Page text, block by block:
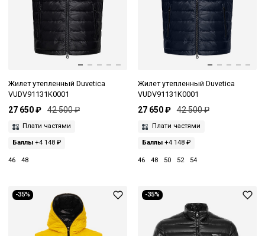
Жилет утепленный Duvetica
VUDV91131K0001
27 650 ₽ 42 500 ₽
Плати частями
Баллы +4 148 ₽
46 48
Жилет утепленный Duvetica
VUDV91131K0001
27 650 ₽ 42 500 ₽
Плати частями
Баллы+4 148 ₽
46 48 50 52 54
-35% -35%